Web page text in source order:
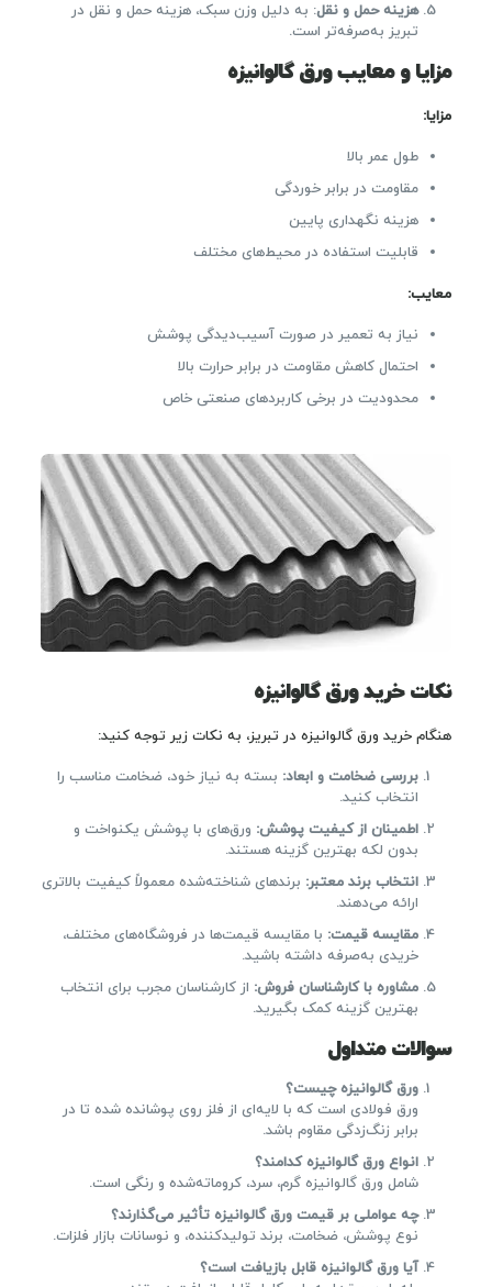
هزینه حمل و نقل: به دلیل وزن سبک، هزینه حمل و نقل در
تبریز به‌صرفه‌تر است.
مزایا و معایب ورق گالوانیزه
مزایا:
طول عمر بالا
مقاومت در برابر خوردگی
هزینه نگهداری پایین
قابلیت استفاده در محیط‌های مختلف
معایب:
نیاز به تعمیر در صورت آسیب‌دیدگی پوشش
احتمال کاهش مقاومت در برابر حرارت بالا
محدودیت در برخی کاربردهای صنعتی خاص
نکات خرید ورق گالوانیزه
هنگام خرید ورق گالوانیزه در تبریز، به نکات زیر توجه کنید:
بررسی ضخامت و ابعاد: بسته به نیاز خود، ضخامت مناسب را
انتخاب کنید.
اطمینان از کیفیت پوشش: ورق‌های با پوشش یکنواخت و
بدون لکه بهترین گزینه هستند.
انتخاب برند معتبر: برندهای شناخته‌شده معمولاً کیفیت بالاتری
ارائه می‌دهند.
مقایسه قیمت: با مقایسه قیمت‌ها در فروشگاه‌های مختلف،
خریدی به‌صرفه داشته باشید.
مشاوره با کارشناسان فروش: از کارشناسان مجرب برای انتخاب
بهترین گزینه کمک بگیرید.
سوالات متداول
ورق گالوانیزه چیست؟
ورق فولادی است که با لایه‌ای از فلز روی پوشانده شده تا در
برابر زنگ‌زدگی مقاوم باشد.
انواع ورق گالوانیزه کدامند؟
شامل ورق گالوانیزه گرم، سرد، کروماته‌شده و رنگی است.
چه عواملی بر قیمت ورق گالوانیزه تأثیر می‌گذارند؟
نوع پوشش، ضخامت، برند تولیدکننده، و نوسانات بازار فلزات.
آیا ورق گالوانیزه قابل بازیافت است؟